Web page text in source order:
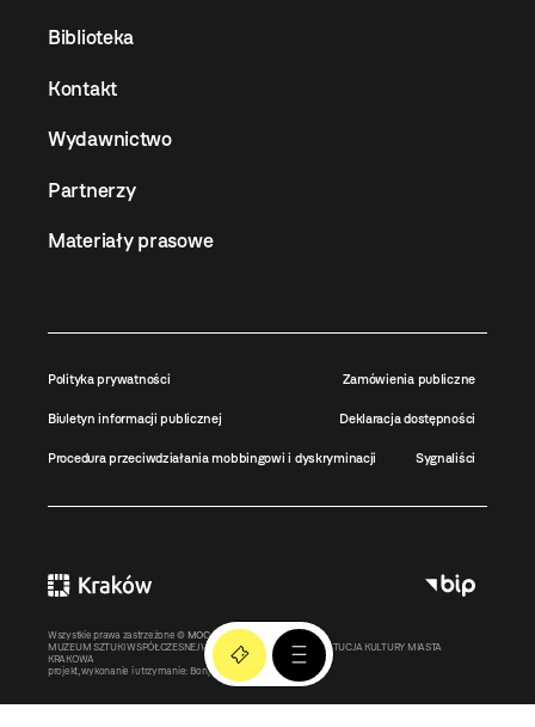
Biblioteka
Kontakt
Wydawnictwo
Partnerzy
Materiały prasowe
Polityka prywatności Zamówienia publiczne
Biuletyn informacji publicznej Deklaracja dostępności
Procedura przeciwdziałania mobbingowi i dyskryminacji Sygnaliści
Wszystkie prawa zastrzeżone © MOCAK2011-2026
MUZEUM SZTUKI WSPÓŁCZESNEJ W KRAKOWIE MOCAK – INSTYTUCJA KULTURY MIASTA
KRAKOWA
projekt, wykonanie i utrzymanie: Bonjour.pl